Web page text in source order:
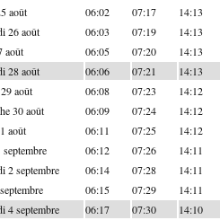
août 06:02 07:17 14:13
26 août 06:03 07:19 14:13
août 06:05 07:20 14:13
28 août 06:06 07:21 14:13
août 06:08 07:23 14:12
30 août 06:09 07:24 14:12
août 06:11 07:25 14:12
06:12 07:26 14:11
2 septembre 06:14 07:28 14:11
06:15 07:29 14:11
4 septembre 06:17 07:30 14:10